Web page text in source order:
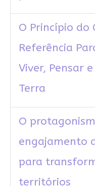
O Princípio do
Referência
Viver, Pensar
Terra
O
engajamento
para
territórios